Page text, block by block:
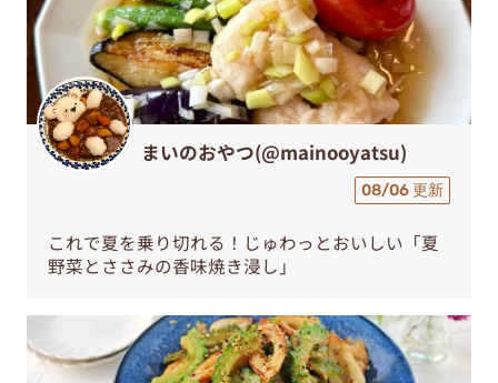
まいのおやつ(@mainooyatsu)
08/06 更新
これで夏を乗り切れる！じゅわっとおいしい「夏
野菜とささみの香味焼き浸し」